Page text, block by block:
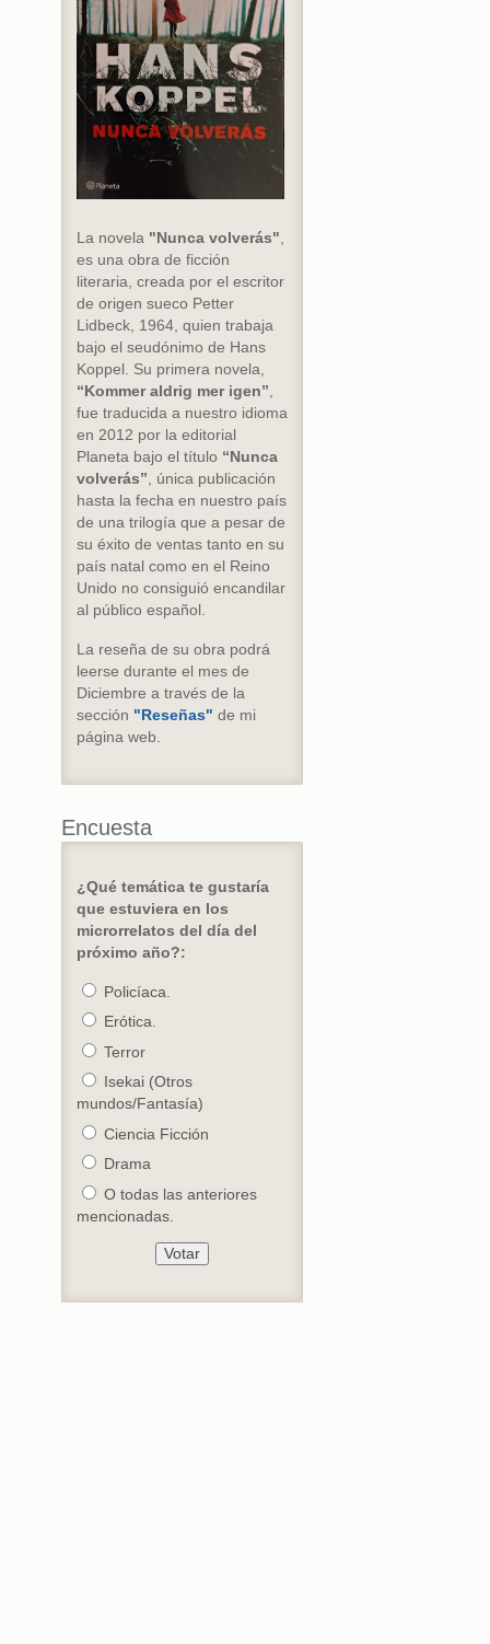
La novela "Nunca volverás"
es una obra de ficción
literaria, creada por el escritor
de origen sueco Petter
Lidbeck, 1964, quien trabaja
bajo el seudónimo de Hans
Koppel. Su primera novela,
“Kommer aldrig mer igen”
fue traducida a nuestro idioma
en 2012 por la editorial
Planeta bajo el título “Nunca
volverás” , única publicación
hasta la fecha en nuestro país
de una trilogía que a pesar de
su éxito de ventas tanto en su
país natal como en el Reino
Unido no consiguió encandilar
al público español.
La reseña de su obra podrá
leerse durante el mes de
Diciembre a través de la
sección "Reseñas" de mi
página web.
Encuesta
¿Qué temática te gustaría
que estuviera en los
microrrelatos del día del
próximo año?:
Policíaca.
Erótica.
Terror
Isekai (Otros
mundos/Fantasía)
Ciencia Ficción
Drama
O todas las anteriores
mencionadas.